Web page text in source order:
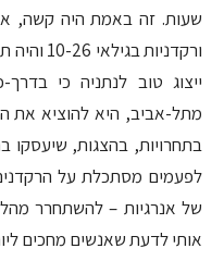
שעות. זה באמת היה קשה,
ייצוג טוב לנתניה כי
מתל-אביב, היא להוציא את
בתחרויות, בהצגות, שיעסקו
לפעמים מסתכלת על
של אנרגיות – להשתחרר
אותי לדעת שאנשים מחכים